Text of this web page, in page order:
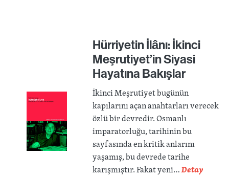
Hürriyetin İlânı: İkinci
Meşrutiyet’in Siyasi
Hayatına Bakışlar
İkinci Meşrutiyet bugünün
kapılarını açan anahtarları verecek
özlü bir devredir. Osmanlı
imparatorluğu, tarihinin bu
sayfasında en kritik anlarını
yaşamış, bu devrede tarihe
karışmıştır. Fakat yeni…Detay